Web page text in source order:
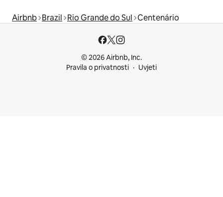
Airbnb Brazil Rio Grande do Sul Centenário
© 2026 Airbnb, Inc.
Pravila o privatnosti
Uvjeti